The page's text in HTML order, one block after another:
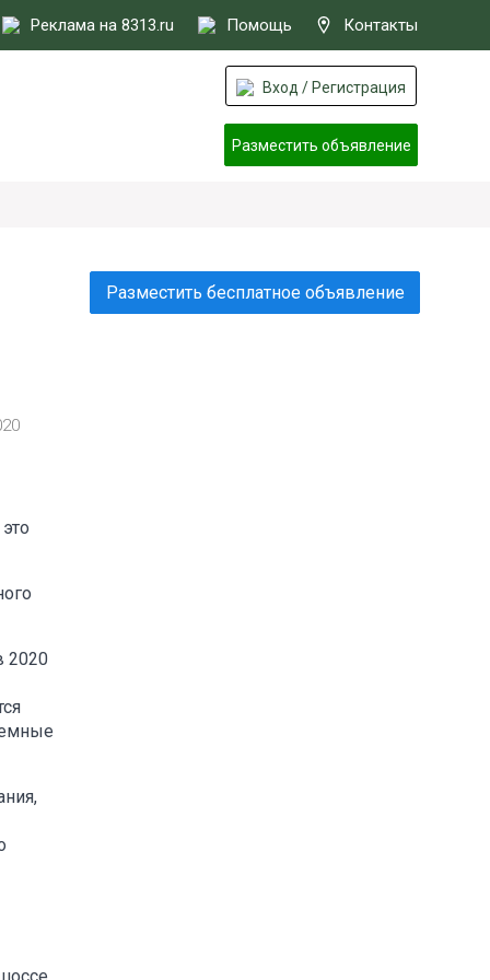
Реклама на 8313.ru Помощь Контакты
Вход / Регистрация
Разместить объявление
2020
Разместить бесплатное объявление